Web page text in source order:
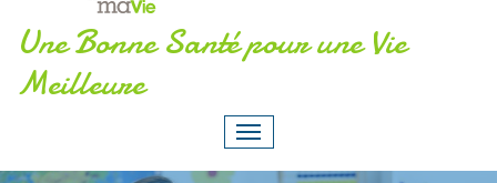
Une Bonne Santé pour une Vie
Meilleure